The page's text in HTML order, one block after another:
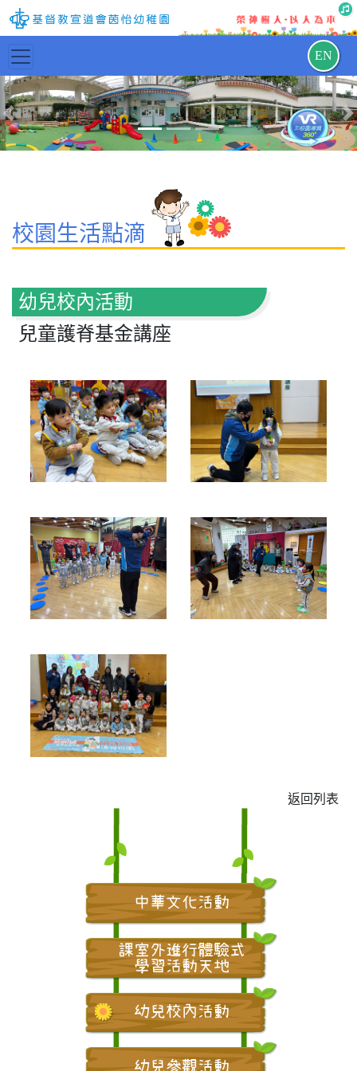
EN
Previous
中華文化活動
課室外進行體驗式
學習活動天地
幼兒校內活動
幼兒參觀活動
校園生活點滴
幼兒校內活動
兒童護脊基金講座
返回列表